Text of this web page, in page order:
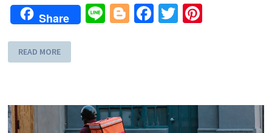
Share LineBlogger
Facebook
Twitter
READ MORE